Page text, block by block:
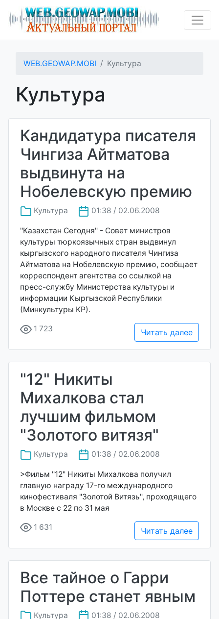
WEB.GEOWAP.MOBI Культура
Культура
Кандидатура писателя
Чингиза Айтматова
выдвинута на
Нобелевскую премию
Культура 01:38 / 02.06.2008
"Казахстан Сегодня" - Совет министров
культуры тюркоязычных стран выдвинул
кыргызского народного писателя Чингиза
Айтматова на Нобелевскую премию, сообщает
корреспондент агентства со ссылкой на
пресс-службу Министерства культуры и
информации Кыргызской Республики
(Минкультуры КР).
1 723 Читать далее
"12" Никиты
Михалкова стал
лучшим фильмом
"Золотого витязя"
Культура 01:38 / 02.06.2008
>Фильм "12" Никиты Михалкова получил
главную награду 17-го международного
кинофестиваля "Золотой Витязь", проходящего
в Москве с 22 по 31 мая
1 631 Читать далее
Все тайное о Гарри
Поттере станет явным
Культура 01:38 / 02.06.2008